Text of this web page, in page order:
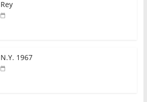
Rey
N.Y. 1967